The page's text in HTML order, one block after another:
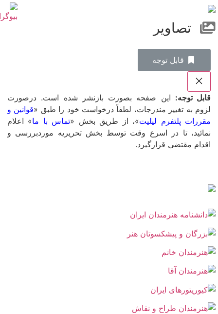
تصاویر
‌قابل توجه
قابل توجه: این صفحه بصورت بازنشر شده است. درصورت
لزوم به تغییر مندرجات، لطفاً درخواست خود را طبق «قوانین و
مقررات پلتفرم لیلیت»، از طریق بخش «تماس با ما» اعلام
نمائید، تا در اسرع وقت توسط بخش تحریریه موردبررسی و
اقدام مقتضی قرارگیرد.